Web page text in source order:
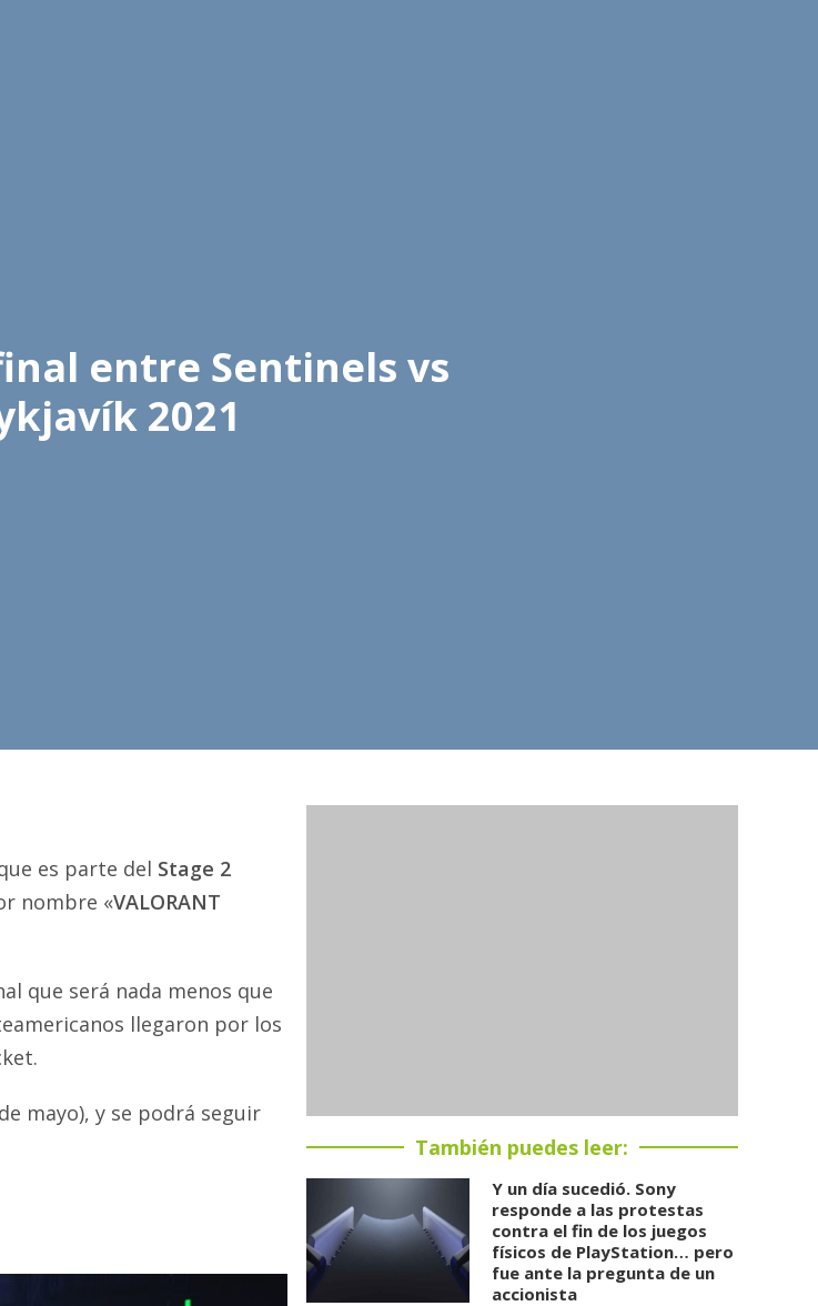
entre Sentinels vs
2021
es parte del Stage 2
nombre «VALORANT
que será nada menos que
llegaron por los
mayo), y se podrá seguir
También puedes leer:
Y un día sucedió. Sony
responde a las protestas
contra el fin de los juegos
físicos de PlayStation… pero
fue ante la pregunta de un
accionista